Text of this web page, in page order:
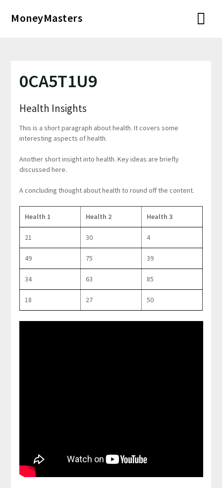
MoneyMasters
0CA5T1U9
Health Insights
This is a short paragraph about health. It covers some
interesting aspects of health.
Another short insight into health. Key ideas are briefly
discussed here.
A concluding thought about health to round off the content.
Health 1 Health 2 Health 3
21 30 4
49 75 39
34 63 85
18 27 50